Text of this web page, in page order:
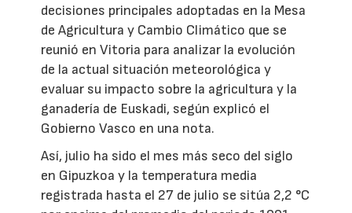
decisiones principales adoptadas en la Mesa
de Agricultura y Cambio Climático que se
reunió en Vitoria para analizar la evolución
de la actual situación meteorológica y
evaluar su impacto sobre la agricultura y la
ganadería de Euskadi, según explicó el
Gobierno Vasco en una nota.
Así, julio ha sido el mes más seco del siglo
en Gipuzkoa y la temperatura media
registrada hasta el 27 de julio se sitúa 2,2 °C